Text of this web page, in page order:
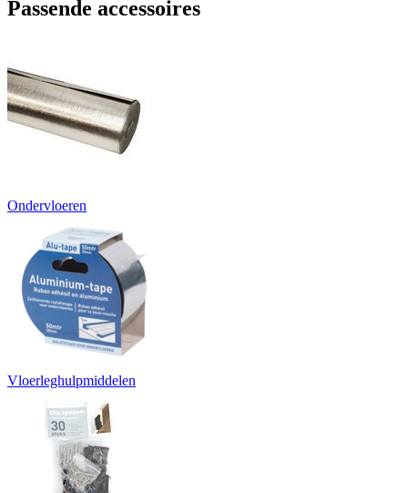
Passende accessoires
Ondervloeren
Vloerleghulpmiddelen